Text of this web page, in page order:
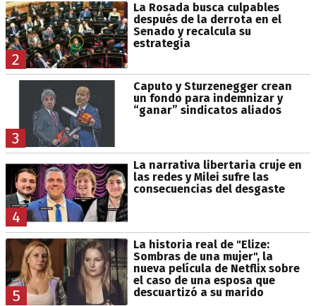
2
La Rosada busca culpables
después de la derrota en el
Senado y recalcula su
estrategia
3
Caputo y Sturzenegger crean
un fondo para indemnizar y
“ganar” sindicatos aliados
4
La narrativa libertaria cruje en
las redes y Milei sufre las
consecuencias del desgaste
5
La historia real de "Elize:
Sombras de una mujer", la
nueva película de Netflix sobre
el caso de una esposa que
descuartizó a su marido